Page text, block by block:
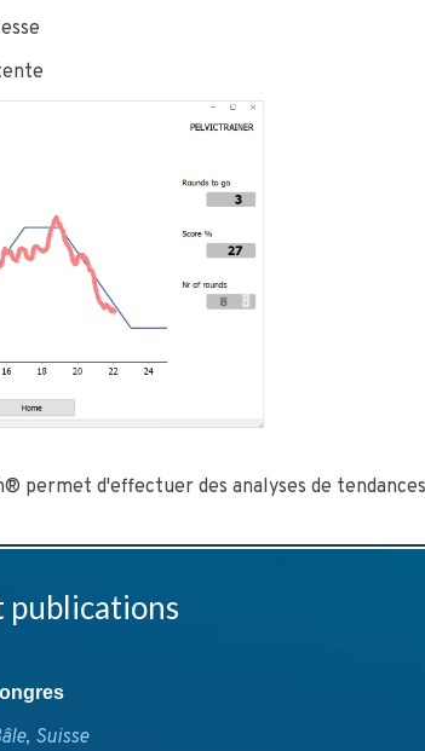
permet d'effectuer des analyses de
publications
Suisse